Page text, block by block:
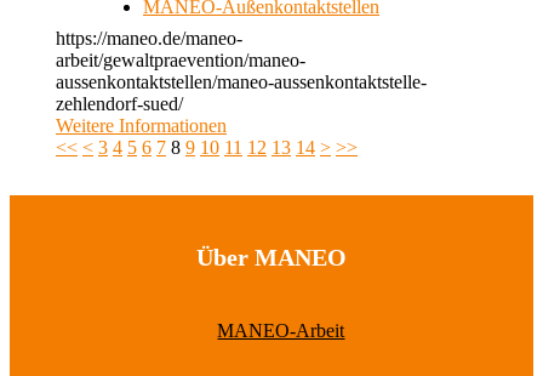
MANEO-Außenkontaktstellen
https://maneo.de/maneo-
arbeit/gewaltpraevention/maneo-
aussenkontaktstellen/maneo-aussenkontaktstelle-
zehlendorf-sued/
Weitere Informationen
<< < 3 4 5 6 7 8 9 10 11 12 13 14 > >>
Über MANEO
MANEO-Arbeit